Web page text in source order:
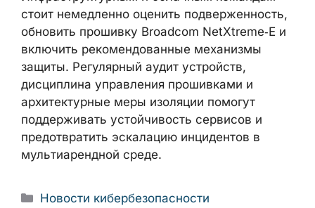
стоит немедленно оценить подверженность,
обновить прошивку Broadcom NetXtreme‑E и
включить рекомендованные механизмы
защиты. Регулярный аудит устройств,
дисциплина управления прошивками и
архитектурные меры изоляции помогут
поддерживать устойчивость сервисов и
предотвратить эскалацию инцидентов в
мультиарендной среде.
Рубрики
Новости кибербезопасности